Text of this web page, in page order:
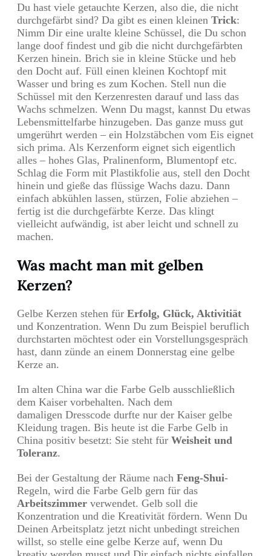
Du hast viele getauchte Kerzen, also die, die nicht
durchgefärbt sind? Da gibt es einen kleinen Trick:
Nimm Dir eine uralte kleine Schüssel, die Du schon
lange doof findest und gib die nicht durchgefärbten
Kerzen hinein. Brich sie in kleine Stücke und heb
den Docht auf. Füll einen kleinen Kochtopf mit
Wasser und bring es zum Kochen. Stell nun die
Schüssel mit den Kerzenresten darauf und lass das
Wachs schmelzen. Wenn Du magst, kannst Du etwas
Lebensmittelfarbe hinzugeben. Das ganze muss gut
umgerührt werden – ein Holzstäbchen vom Eis eignet
sich prima. Als Kerzenform eignet sich eigentlich
alles – hohes Glas, Pralinenform, Blumentopf etc.
Schlag die Form mit Plastikfolie aus, stell den Docht
hinein und gieße das flüssige Wachs dazu. Dann
einfach abkühlen lassen, stürzen, Folie abziehen –
fertig ist die durchgefärbte Kerze. Das klingt
vielleicht aufwändig, ist aber leicht und schnell zu
machen.
Was macht man mit gelben
Kerzen?
Gelbe Kerzen stehen für Erfolg, Glück, Aktivitiät
und Konzentration. Wenn Du zum Beispiel beruflich
durchstarten möchtest oder ein Vorstellungsgespräch
hast, dann zünde an einem Donnerstag eine gelbe
Kerze an.
Im alten China war die Farbe Gelb ausschließlich
dem Kaiser vorbehalten. Nach dem
damaligen Dresscode durfte nur der Kaiser gelbe
Kleidung tragen. Bis heute ist die Farbe Gelb in
China positiv besetzt: Sie steht für Weisheit und
Toleranz.
Bei der Gestaltung der Räume nach Feng-Shui-
Regeln, wird die Farbe Gelb gern für das
Arbeitszimmer verwendet. Gelb soll die
Konzentration und die Kreativität fördern. Wenn Du
Deinen Arbeitsplatz jetzt nicht unbedingt streichen
willst, so stelle eine gelbe Kerze auf, wenn Du